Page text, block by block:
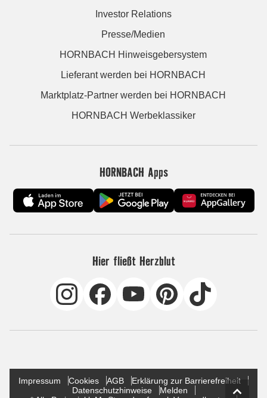
Investor Relations
Presse/Medien
HORNBACH Hinweisgebersystem
Lieferant werden bei HORNBACH
Marktplatz-Partner werden bei HORNBACH
HORNBACH Werbeklassiker
HORNBACH Apps
Hier fließt Herzblut
Impressum Cookies AGB
Erklärung zur Barrierefreiheit
Datenschutzhinweise
Melden